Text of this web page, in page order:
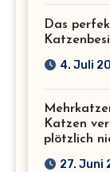
Das
4. Juli
Katzen
plötzlich
27. Juni